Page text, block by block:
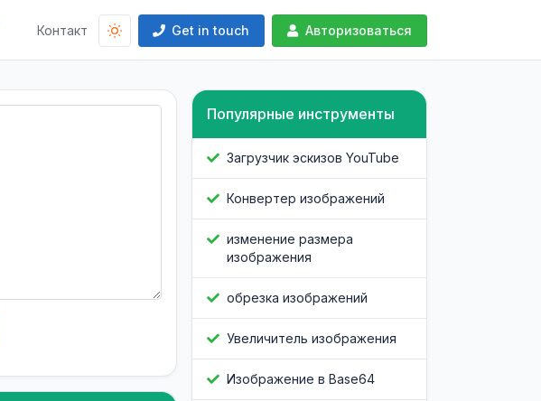
Get in touch Авторизоваться
Контакт
Популярные инструменты
Загрузчик эскизов YouTube
Конвертер изображений
изменение размера
изображения
обрезка изображений
Увеличитель изображения
Изображение в Base64